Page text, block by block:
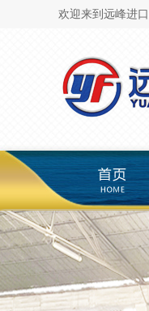
欢迎来到远峰进
瓦克助剂